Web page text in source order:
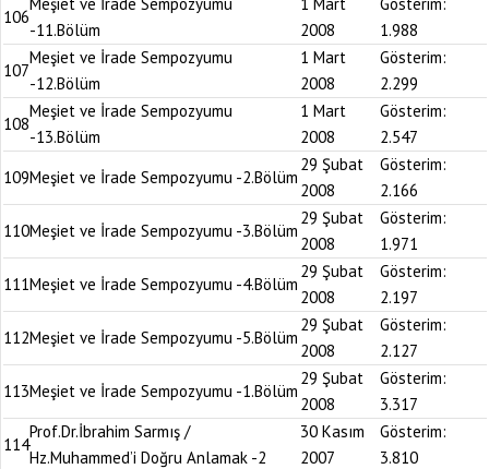
106
-11.Bölüm
2008
1.988
107
Meşiet ve İrade Sempozyumu
-12.Bölüm
1 Mart
2008
Gösterim:
2.299
108
Meşiet ve İrade Sempozyumu
-13.Bölüm
1 Mart
2008
Gösterim:
2.547
109Meşiet ve İrade Sempozyumu -2.Bölüm
29 Şubat
2008
Gösterim:
2.166
110Meşiet ve İrade Sempozyumu -3.Bölüm
29 Şubat
2008
Gösterim:
1.971
111Meşiet ve İrade Sempozyumu -4.Bölüm
29 Şubat
2008
Gösterim:
2.197
112Meşiet ve İrade Sempozyumu -5.Bölüm
29 Şubat
2008
Gösterim:
2.127
113Meşiet ve İrade Sempozyumu -1.Bölüm
29 Şubat
2008
Gösterim:
3.317
114
Prof.Dr.İbrahim Sarmış /
Hz.Muhammed’i Doğru Anlamak -2
30 Kasım
2007
Gösterim:
3.810